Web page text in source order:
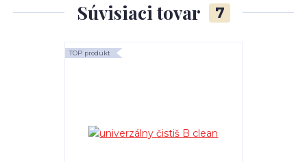
Súvisiaci tovar 7
TOP produkt